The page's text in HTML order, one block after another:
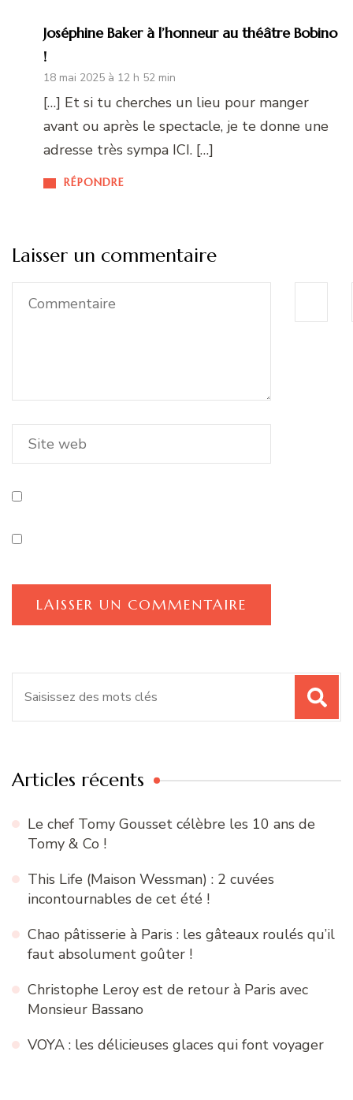
Joséphine Baker à l’honneur au théâtre Bobino
!
18 mai 2025 à 12 h 52 min
RÉPONDRE
[…] Et si tu cherches un lieu pour manger
avant ou après le spectacle, je te donne une
adresse très sympa ICI. […]
Laisser un commentaire
Articles récents
Le chef Tomy Gousset célèbre les 10 ans de
Tomy & Co !
This Life (Maison Wessman) : 2 cuvées
incontournables de cet été !
Chao pâtisserie à Paris : les gâteaux roulés qu’il
faut absolument goûter !
Christophe Leroy est de retour à Paris avec
Monsieur Bassano
VOYA : les délicieuses glaces qui font voyager